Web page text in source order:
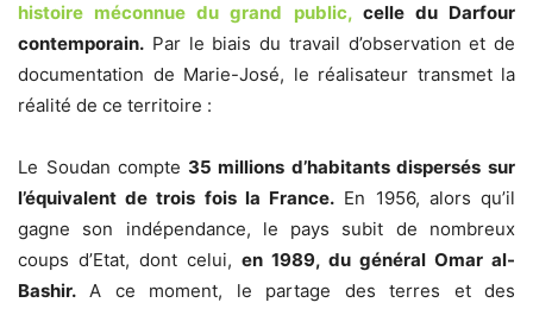
histoire méconnue du grand public, celle du Darfour
contemporain. Par le biais du travail d’observation et de
documentation de Marie-José, le réalisateur transmet la
réalité de ce territoire :
Le Soudan compte 35 millions d’habitants dispersés sur
l’équivalent de trois fois la France. En 1956, alors qu’il
gagne son indépendance, le pays subit de nombreux
coups d’Etat, dont celui, en 1989, du général Omar al-
Bashir. A ce moment, le partage des terres et des